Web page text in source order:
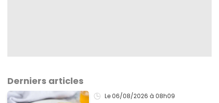
Derniers articles
Le 06/08/2026 à 08h09